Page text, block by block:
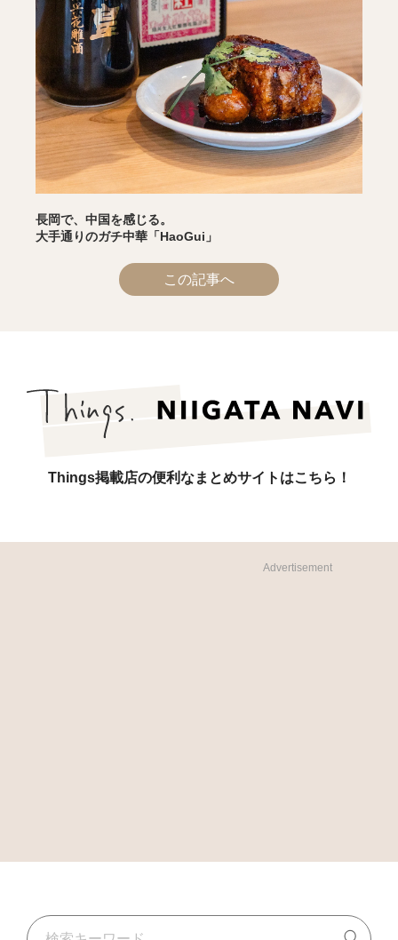
長岡で、中国を感じる。
大手通りのガチ中華「HaoGui」
この記事へ
Things掲載店の便利なまとめサイトはこちら！
Advertisement